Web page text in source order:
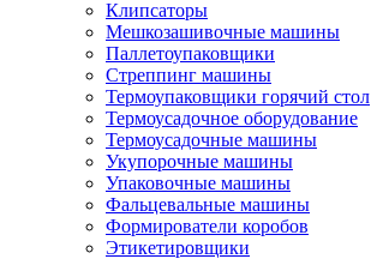
Клипсаторы
Мешкозашивочные машины
Паллетоупаковщики
Стреппинг машины
Термоупаковщики горячий стол
Термоусадочное оборудование
Термоусадочные машины
Укупорочные машины
Упаковочные машины
Фальцевальные машины
Формирователи коробов
Этикетировщики